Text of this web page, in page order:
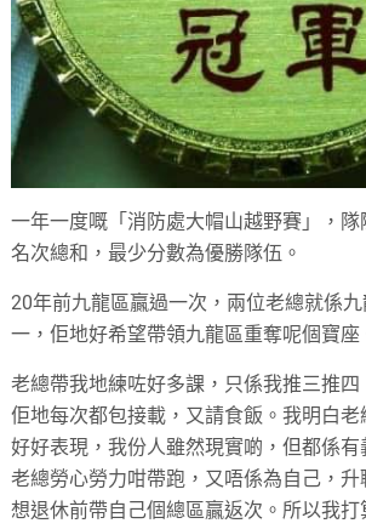
一年一度嘅「消防處大帽山越野賽」，
名次總和，最少分數為優勝隊伍。
20年前九龍區贏過一次，兩位老總就係
一，佢地好希望帶領九龍區重奪呢個寶座
老總帶我地練咗好多課，只係我推三推四
佢地每次都包接載，又請食飯。我明白
好好表現，我份人雖然現實啲，但都係有
老總勞心勞力咁帶跑，又唔係為自己，
想退休前帶自己個總區贏返次。所以我